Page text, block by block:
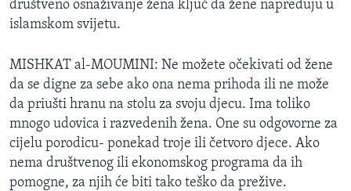
društveno osnaživanje žena ključ da žene napreduju u
islamskom svijetu.
MISHKAT al-MOUMINI: Ne možete očekivati od žene
da se digne za sebe ako ona nema prihoda ili ne može
da priušti hranu na stolu za svoju djecu. Ima toliko
mnogo udovica i razvedenih žena. One su odgovorne za
cijelu porodicu- ponekad troje ili četvoro djece. Ako
nema društvenog ili ekonomskog programa da ih
pomogne, za njih će biti tako teško da prežive.